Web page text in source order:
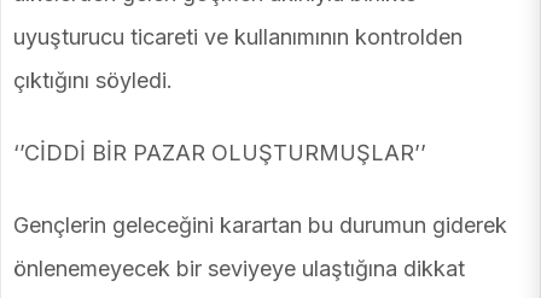
uyuşturucu ticareti ve kullanımının kontrolden
çıktığını söyledi.
‘’CİDDİ BİR PAZAR OLUŞTURMUŞLAR’’
Gençlerin geleceğini karartan bu durumun giderek
önlenemeyecek bir seviyeye ulaştığına dikkat